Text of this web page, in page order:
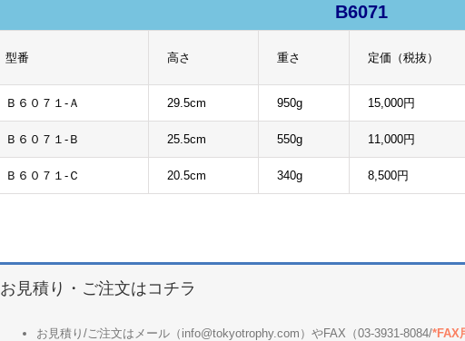
B6071
型番 高さ 重さ 定価（税抜）
Ｂ６０７１-Ａ 29.5cm 950g 15,000円
Ｂ６０７１-Ｂ 25.5cm 550g 11,000円
Ｂ６０７１-Ｃ 20.5cm 340g 8,500円
お見積り・ご注文はコチラ
お見積り/ご注文はメール（info@tokyotrophy.com）やFAX（03-3931-8084/*FAX